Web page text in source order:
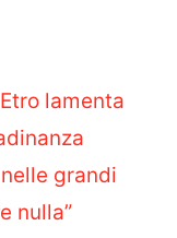
lamenta
grandi
nulla”